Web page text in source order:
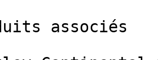
associés